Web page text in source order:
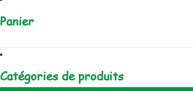
Panier
Catégories de produits